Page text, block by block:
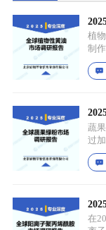
植
制
油
榈
用
味。
蔬
过
叶
色
等
根
研
在